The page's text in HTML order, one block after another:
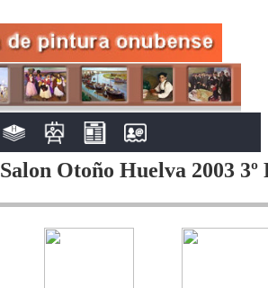
Salon Otoño Huelva 2003 3º